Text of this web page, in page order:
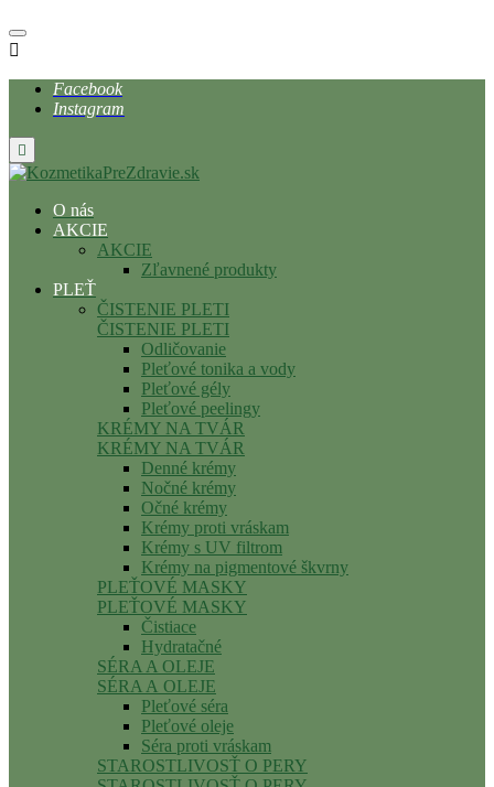

Facebook
Instagram

O nás
AKCIE
AKCIE
Zľavnené produkty
PLEŤ
ČISTENIE PLETI
ČISTENIE PLETI
Odličovanie
Pleťové tonika a vody
Pleťové gély
Pleťové peelingy
KRÉMY NA TVÁR
KRÉMY NA TVÁR
Denné krémy
Nočné krémy
Očné krémy
Krémy proti vráskam
Krémy s UV filtrom
Krémy na pigmentové škvrny
PLEŤOVÉ MASKY
PLEŤOVÉ MASKY
Čistiace
Hydratačné
SÉRA A OLEJE
SÉRA A OLEJE
Pleťové séra
Pleťové oleje
Séra proti vráskam
STAROSTLIVOSŤ O PERY